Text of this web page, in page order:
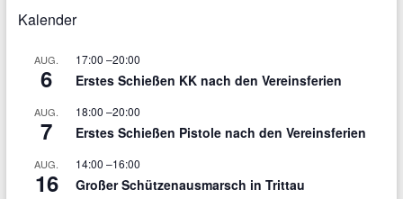
Kalender
AUG.
6
17:00 –20:00
Erstes Schießen KK nach den Vereinsferien
AUG.
7
18:00 –20:00
Erstes Schießen Pistole nach den Vereinsferien
AUG.
16
14:00 –16:00
Großer Schützenausmarsch in Trittau